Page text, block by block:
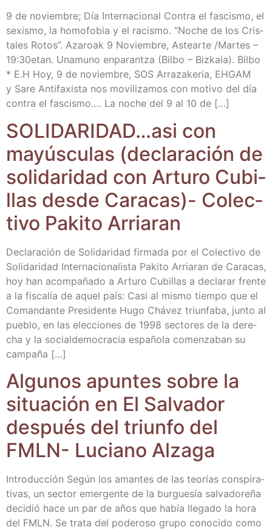
9 de noviem­bre; Día Inter­na­cio­nal Con­tra el fas­cis­mo, el
sexis­mo, la homo­fo­bia y el racis­mo. “Noche de los Cris­
ta­les Rotos”. Aza­roak 9 Noviem­bre, Astear­te /​Mar­tes –
19:30etan. Una­muno enpa­ran­tza (Bil­bo – Biz­kaia). Bil­bo
* E.H Hoy, 9 de noviem­bre, SOS Arra­za­ke­ria, EHGAM
y Sare Anti­fa­xis­ta nos movi­li­za­mos con moti­vo del día
con­tra el fas­cis­mo.… La noche del 9 al 10 de […]
SOLIDARIDAD…asi con
mayús­cu­las (decla­ra­ción de
soli­da­ri­dad con Artu­ro Cubi­
llas des­de Cara­cas)- Colec­
ti­vo Paki­to Arriaran
Decla­ra­ción de Soli­da­ri­dad fir­ma­da por el Colec­ti­vo de
Soli­da­ri­dad Inter­na­cio­na­lis­ta Paki­to Arria­ran de Cara­cas,
hoy han acom­pa­ña­do a Artu­ro Cubi­llas a decla­rar fren­te
a la fis­ca­lía de aquel país: Casi al mis­mo tiem­po que el
Coman­dan­te Pre­si­den­te Hugo Chá­vez triun­fa­ba, jun­to al
pue­blo, en las elec­cio­nes de 1998 sec­to­res de la dere­
cha y la social­de­mo­cra­cia espa­ño­la comen­za­ban su
campaña […]
Algu­nos apun­tes sobre la
situa­ción en El Sal­va­dor
des­pués del triun­fo del
FMLN- Luciano Alzaga
Intro­duc­ción Según los aman­tes de las teo­rías cons­pi­ra­
ti­vas, un sec­tor emer­gen­te de la bur­gue­sía sal­va­do­re­ña
deci­dió hace un par de años que había lle­ga­do la hora
del FMLN. Se tra­ta del pode­ro­so gru­po cono­ci­do como